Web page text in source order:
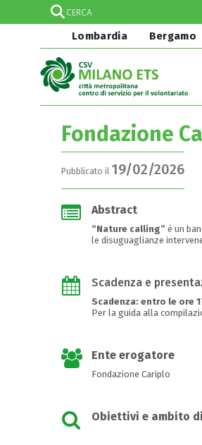
Lombardia Bergamo
Fondazione
Pubblicato il 19/02/2026
Abstract
“Nature calling” è un
le disuguaglianze
Scadenza e
Scadenza: entro le ore
Per la guida alla
Ente erogatore
Fondazione Cariplo
Obiettivi e ambito